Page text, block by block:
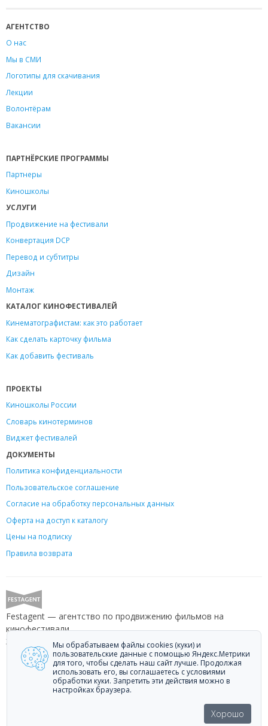
АГЕНТСТВО
О нас
Мы в СМИ
Логотипы для скачивания
Лекции
Волонтёрам
Вакансии
ПАРТНЁРСКИЕ ПРОГРАММЫ
Партнеры
Киношколы
УСЛУГИ
Продвижение на фестивали
Конвертация DCP
Перевод и субтитры
Дизайн
Монтаж
КАТАЛОГ КИНОФЕСТИВАЛЕЙ
Кинематографистам: как это работает
Как сделать карточку фильма
Как добавить фестиваль
ПРОЕКТЫ
Киношколы России
Словарь кинотерминов
Виджет фестивалей
ДОКУМЕНТЫ
Политика конфиденциальности
Пользовательское соглашение
Согласие на обработку персональных данных
Оферта на доступ к каталогу
Цены на подписку
Правила возврата
Festagent — агентство по продвижению фильмов на
кинофестивали.
Звоните +7 (499) 113-78-80 или пишитеhello@festagent.com
© 2010—2026 Festagent. Использование материалов сайта
«Festagent.com» разрешено только при наличии активной ссылки на
источник.
Персональные данные, опубликованные на сайте, размещены с
согласия субъектов персональных данных. Условия и запреты не
Мы обрабатываем файлы cookies (куки) и
пользовательские данные с помощью Яндекс.Метрики
для того, чтобы сделать наш сайт лучше. Продолжая
использовать его, вы соглашаетесь с условиями
обработки куки. Запретить эти действия можно в
настройках браузера.
Хорошо